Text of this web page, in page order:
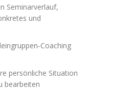
Seminarverlauf,
und
Coaching
persönliche Situation
bearbeiten